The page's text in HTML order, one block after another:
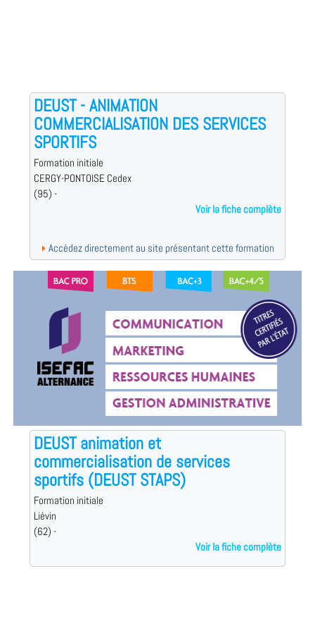
DEUST - ANIMATION
COMMERCIALISATION DES SERVICES
SPORTIFS
Formation initiale
CERGY-PONTOISE Cedex
(95) -
Voir la fiche complète
Accédez directement au site présentant cette formation
DEUST animation et
commercialisation de services
sportifs (DEUST STAPS)
Formation initiale
Liévin
(62) -
Voir la fiche complète